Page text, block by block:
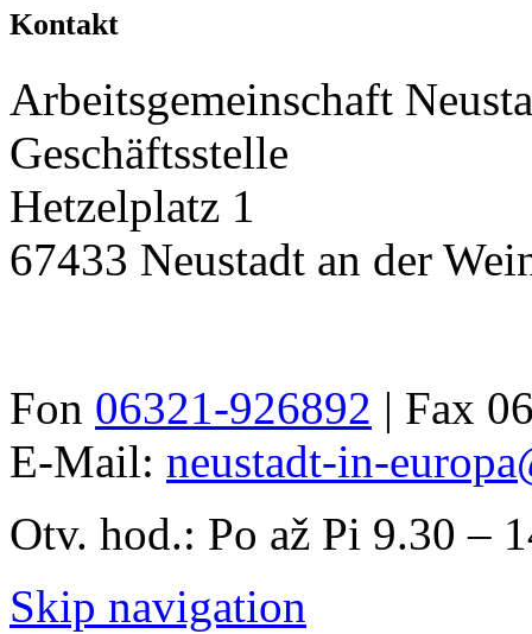
Kontakt
Arbeitsgemeinschaft
Geschäftsstelle
Hetzelplatz 1
67433 Neustadt an der
Fon 06321-926892 | Fax
E-Mail: neustadt-in-
Otv. hod.: Po až Pi 9.30 –
Skip navigation